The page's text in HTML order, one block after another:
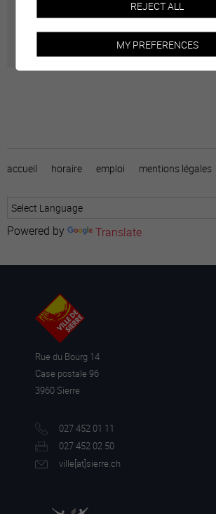
Géolocalisation de tous les points
de Sierre.
accueil horaire emploi mentions légales
Powered by Translate
Rue du Bourg 14
Case postale 96
3960 Sierre
027 452 01 11
027 452 02 50
ville[at]sierre.ch
REJECT ALL
MY PREFERENCES